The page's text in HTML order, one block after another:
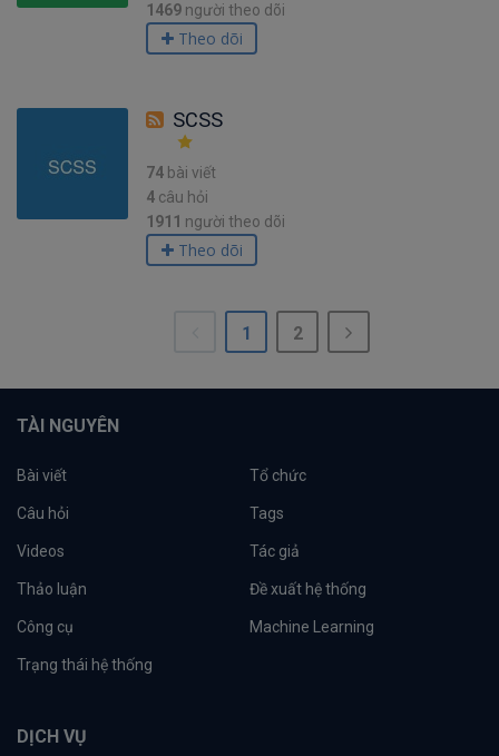
1469 người theo dõi
Theo dõi
SCSS
74 bài viết
4 câu hỏi
1911 người theo dõi
Theo dõi
1 2
TÀI NGUYÊN
Bài viết Tổ chức
Câu hỏi Tags
Videos Tác giả
Thảo luận Đề xuất hệ thống
Công cụ Machine Learning
Trạng thái hệ thống
DỊCH VỤ